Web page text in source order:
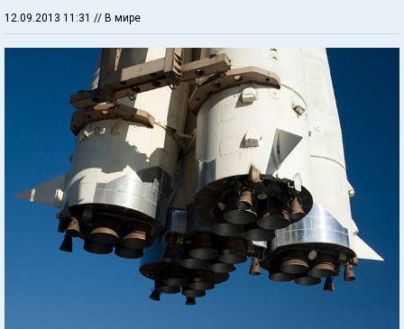
12.09.2013 11:31 // В мире